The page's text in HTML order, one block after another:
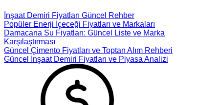
İnşaat Demiri Fiyatları Güncel Rehber
Popüler Enerji İçeceği Fiyatları ve Markaları
Damacana Su Fiyatları: Güncel Liste ve Marka
Karşılaştırması
Güncel Çimento Fiyatları ve Toptan Alım Rehberi
Güncel İnşaat Demiri Fiyatları ve Piyasa Analizi